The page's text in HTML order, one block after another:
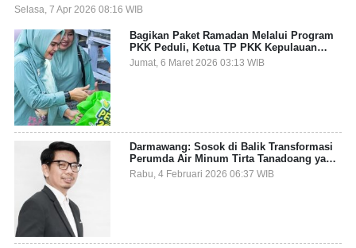
Selasa, 7 Apr 2026 08:16 WIB
Bagikan Paket Ramadan Melalui Program
PKK Peduli, Ketua TP PKK Kepulauan
Selayar: Puasa Adalah Ajang Melatih
Kepekaan Sosial
Jumat, 6 Maret 2026 03:13 WIB
Darmawang: Sosok di Balik Transformasi
Perumda Air Minum Tirta Tanadoang yang
Makin Inovatif
Rabu, 4 Februari 2026 06:37 WIB